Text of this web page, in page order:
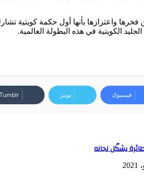
فخرها واعتزازها بأنها أول حكمة كويتية
الكويتية في هذه البطولة العالمية.
فيسبوك تويتر ‏Tumblr
يشكّل لجانه